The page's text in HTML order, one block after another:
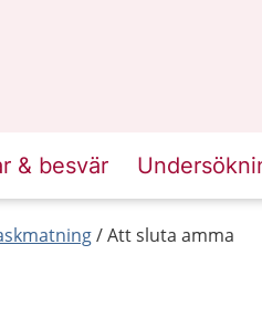
& besvär
Att sluta amma